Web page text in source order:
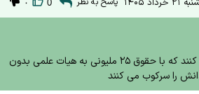
۱۴۰۵ 0 ۰
ای کاش دکتر پزشکیان درک کنند که با حقوق ۲۵ ملیونی به هیات علمی بدون
را سرکوب می کنند